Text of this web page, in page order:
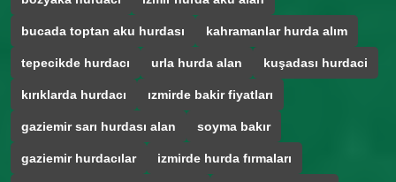
bucada toptan aku hurdası kahramanlar hurda alım
tepecikde hurdacı urla hurda alan kuşadası hurdaci
kırıklarda hurdacı ızmirde bakir fiyatları
gaziemir sarı hurdası alan soyma bakır
gaziemir hurdacılar izmirde hurda fırmaları